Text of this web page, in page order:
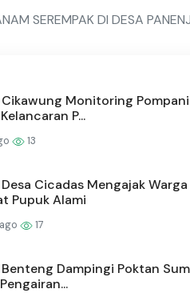
SEREMPAK DI DESA
Monitoring
P...
13
Cicadas Mengajak Warga
Pupuk Alami
17
Dampingi Poktan